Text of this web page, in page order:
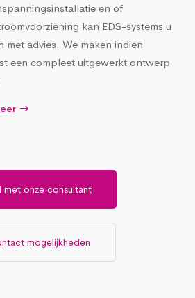
en of
kan EDS-systems u
met advies. We maken indien
een compleet uitgewerkt ontwerp
met onze consultant
mogelijkheden